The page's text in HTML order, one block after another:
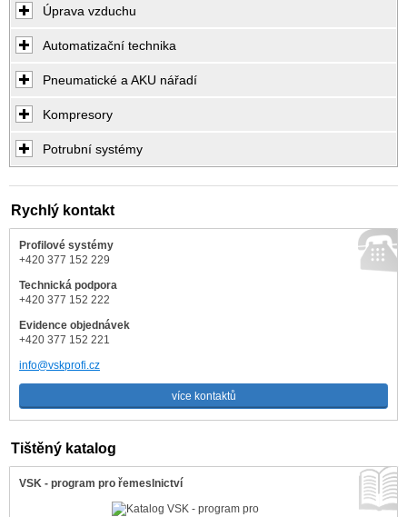
Úprava vzduchu
Automatizační technika
Pneumatické a AKU nářadí
Kompresory
Potrubní systémy
Rychlý kontakt
Profilové systémy
+420 377 152 229
Technická podpora
+420 377 152 222
Evidence objednávek
+420 377 152 221
info@vskprofi.cz
více kontaktů
Tištěný katalog
VSK - program pro řemeslnictví